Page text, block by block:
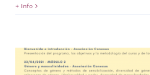
+ Info